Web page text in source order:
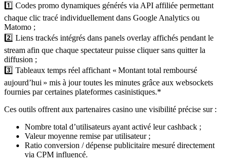
1️⃣ Codes promo dynamiques générés via API affiliée permettant
chaque clic tracé individuellement dans Google Analytics ou
Matomo ;
2️⃣ Liens trackés intégrés dans panels overlay affichés pendant le
stream afin que chaque spectateur puisse cliquer sans quitter la
diffusion ;
3️⃣ Tableaux temps réel affichant « Montant total remboursé
aujourd’hui » mis à jour toutes les minutes grâce aux websockets
fournies par certaines plateformes casinistiques.*
Ces outils offrent aux partenaires casino une visibilité précise sur :
Nombre total d’utilisateurs ayant activé leur cashback ;
Valeur moyenne remise par utilisateur ;
Ratio conversion / dépense publicitaire mesuré directement
via CPM influencé.